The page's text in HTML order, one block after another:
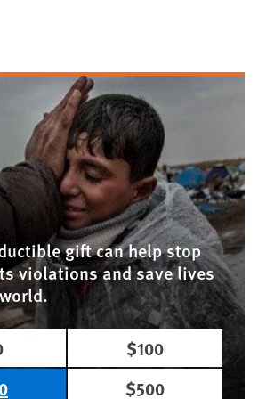
gift can help stop
violations and save lives
$100
$500